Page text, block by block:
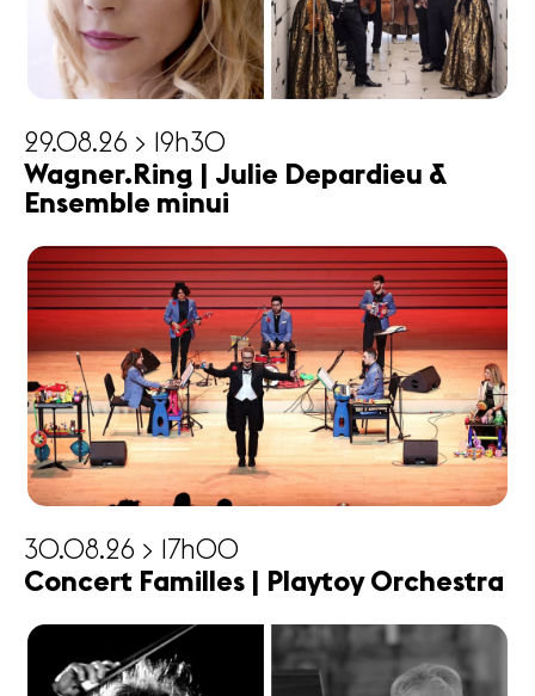
29.08.26 > 19h30
Wagner.Ring | Julie Depardieu &
Ensemble minui
30.08.26 > 17h00
Concert Familles | Playtoy Orchestra